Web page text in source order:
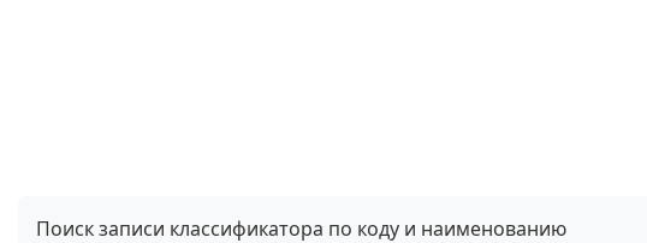
Поиск записи классификатора по коду и наименованию